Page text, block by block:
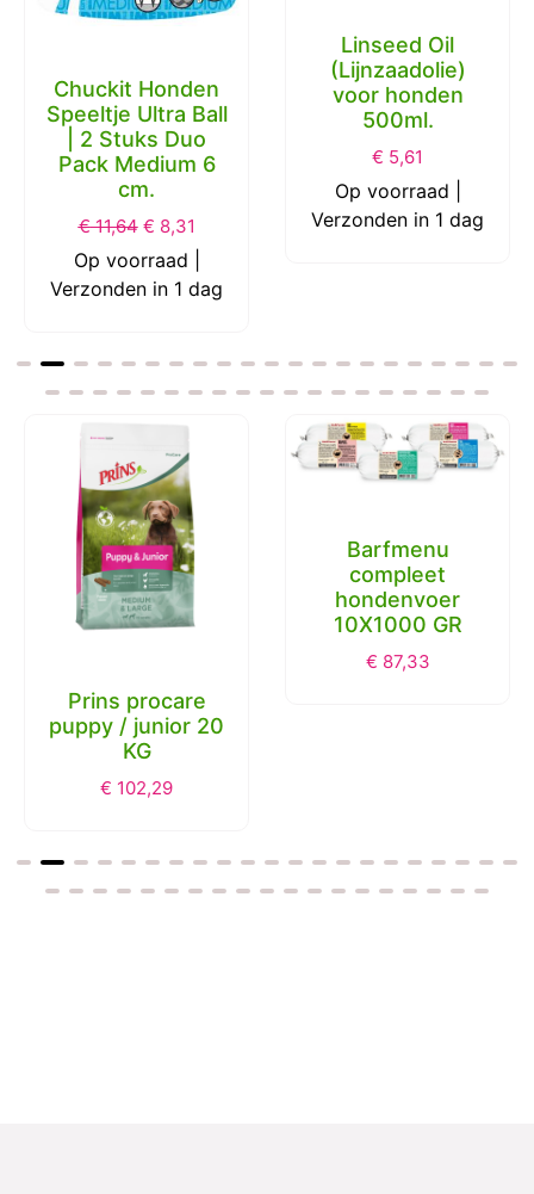
Chuckit Honden
Speeltje Ultra Ball
| 2 Stuks Duo
Pack Medium 6
cm.
€11,64 € 8,31
Op voorraad |
Verzonden in 1 dag
Linseed Oil
(Lijnzaadolie)
voor honden
500ml.
€ 5,61
Op voorraad |
Verzonden in 1 dag
Prins procare
puppy / junior 20
KG
€ 102,29
Barfmenu
compleet
hondenvoer
10X1000 GR
€ 87,33